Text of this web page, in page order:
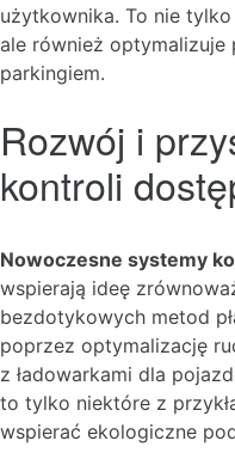
użytkownika. To nie
ale również optymalizuje
parkingiem.
Rozwój i
kontroli
Nowoczesne systemy
wspierają ideę
bezdotykowych metod
poprzez optymalizację
z ładowarkami dla
to tylko niektóre z
wspierać ekologiczne